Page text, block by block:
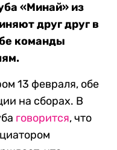
«Минай» из
друг друг в
команды
13 февраля, обе
на сборах. В
говорится, что